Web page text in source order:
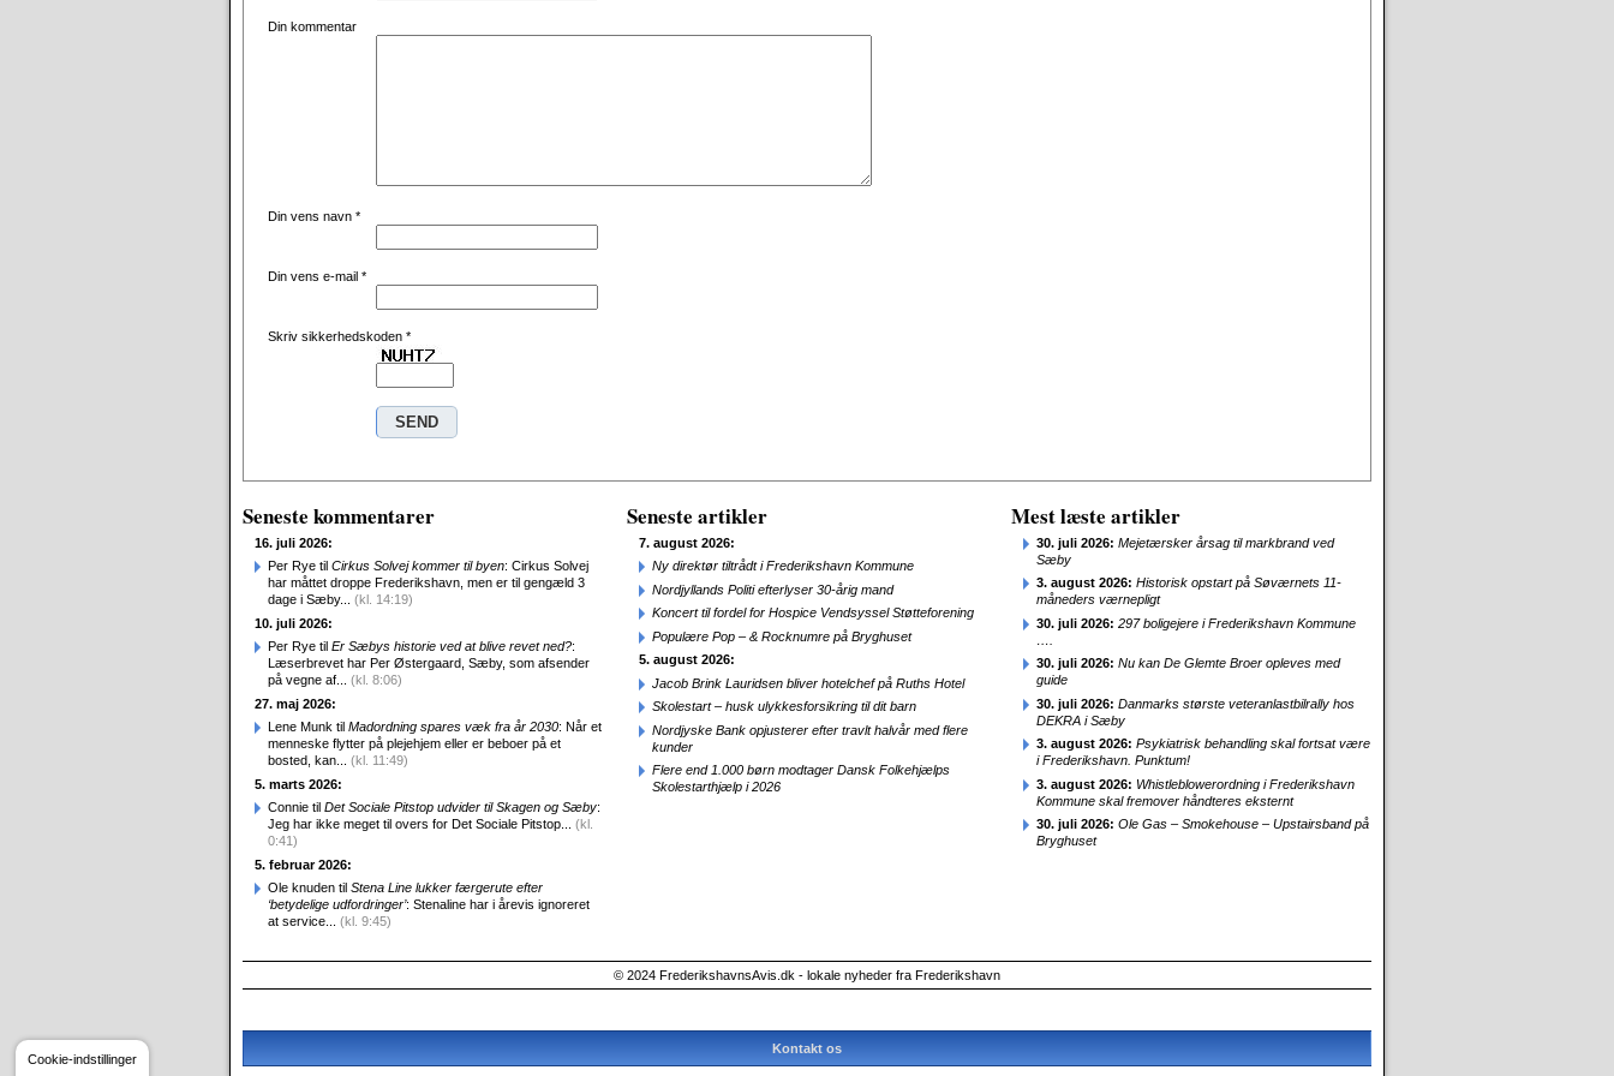
Din kommentar
Din vens navn *
Din vens e-mail *
Skriv sikkerhedskoden *
Seneste kommentarer
16. juli 2026:
Per Rye til Cirkus Solvej kommer til byen: Cirkus Solvej
har måttet droppe Frederikshavn, men er til gengæld 3
dage i Sæby... (kl. 14:19)
10. juli 2026:
Per Rye til Er Sæbys historie ved at blive revet ned?:
Læserbrevet har Per Østergaard, Sæby, som afsender
på vegne af... (kl. 8:06)
27. maj 2026:
Lene Munk til Madordning spares væk fra år 2030: Når et
menneske flytter på plejehjem eller er beboer på et
bosted, kan... (kl. 11:49)
5. marts 2026:
Connie til Det Sociale Pitstop udvider til Skagen og Sæby:
Jeg har ikke meget til overs for Det Sociale Pitstop... (kl.
0:41)
5. februar 2026:
Ole knuden til Stena Line lukker færgerute efter
‘betydelige udfordringer’: Stenaline har i årevis ignoreret
at service... (kl. 9:45)
Seneste artikler
7. august 2026:
Ny direktør tiltrådt i Frederikshavn Kommune
Nordjyllands Politi efterlyser 30-årig mand
Koncert til fordel for Hospice Vendsyssel Støtteforening
Populære Pop – & Rocknumre på Bryghuset
5. august 2026:
Jacob Brink Lauridsen bliver hotelchef på Ruths Hotel
Skolestart – husk ulykkesforsikring til dit barn
Nordjyske Bank opjusterer efter travlt halvår med flere
kunder
Flere end 1.000 børn modtager Dansk Folkehjælps
Skolestarthjælp i 2026
Mest læste artikler
30. juli 2026: Mejetærsker årsag til markbrand ved
Sæby
3. august 2026: Historisk opstart på Søværnets 11-
måneders værnepligt
30. juli 2026: 297 boligejere i Frederikshavn Kommune
….
30. juli 2026: Nu kan De Glemte Broer opleves med
guide
30. juli 2026: Danmarks største veteranlastbilrally hos
DEKRA i Sæby
3. august 2026: Psykiatrisk behandling skal fortsat være
i Frederikshavn. Punktum!
3. august 2026: Whistleblowerordning i Frederikshavn
Kommune skal fremover håndteres eksternt
30. juli 2026: Ole Gas – Smokehouse – Upstairsband på
Bryghuset
© 2024 FrederikshavnsAvis.dk - lokale nyheder fra Frederikshavn
Kontakt os
Cookie-indstillinger